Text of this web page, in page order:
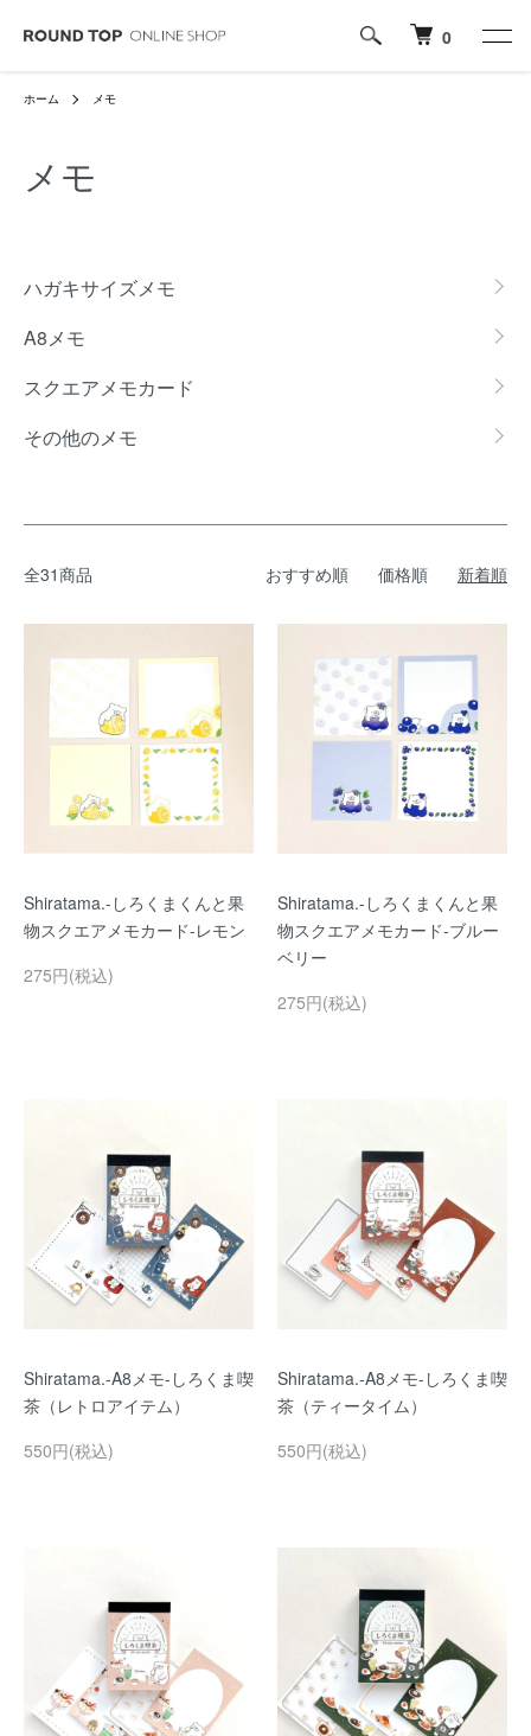
0
ホーム メモ
メモ
ハガキサイズメモ
A8メモ
スクエアメモカード
その他のメモ
全31商品 おすすめ順 価格順 新着順
Shiratama.-しろくまくんと果
物スクエアメモカード-レモン
275円(税込)
Shiratama.-しろくまくんと果
物スクエアメモカード-ブルー
ベリー
275円(税込)
Shiratama.-A8メモ-しろくま喫
茶（レトロアイテム）
550円(税込)
Shiratama.-A8メモ-しろくま喫
茶（ティータイム）
550円(税込)